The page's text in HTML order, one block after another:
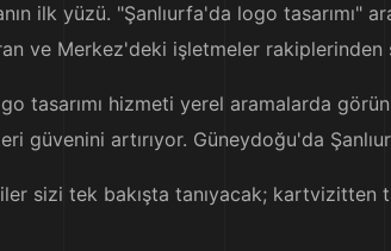
ilk yüzü. "Şanlıurfa'da logo
ve Merkez'deki işletmeler rakiplerinden
tasarımı hizmeti yerel aramalarda
güvenini artırıyor. Güneydoğu'da
sizi tek bakışta tanıyacak;